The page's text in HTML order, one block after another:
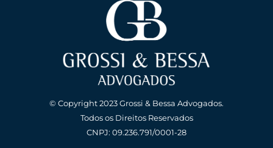
© Copyright 2023 Grossi & Bessa Advogados.
Todos os Direitos Reservados
CNPJ: 09.236.791/0001-28